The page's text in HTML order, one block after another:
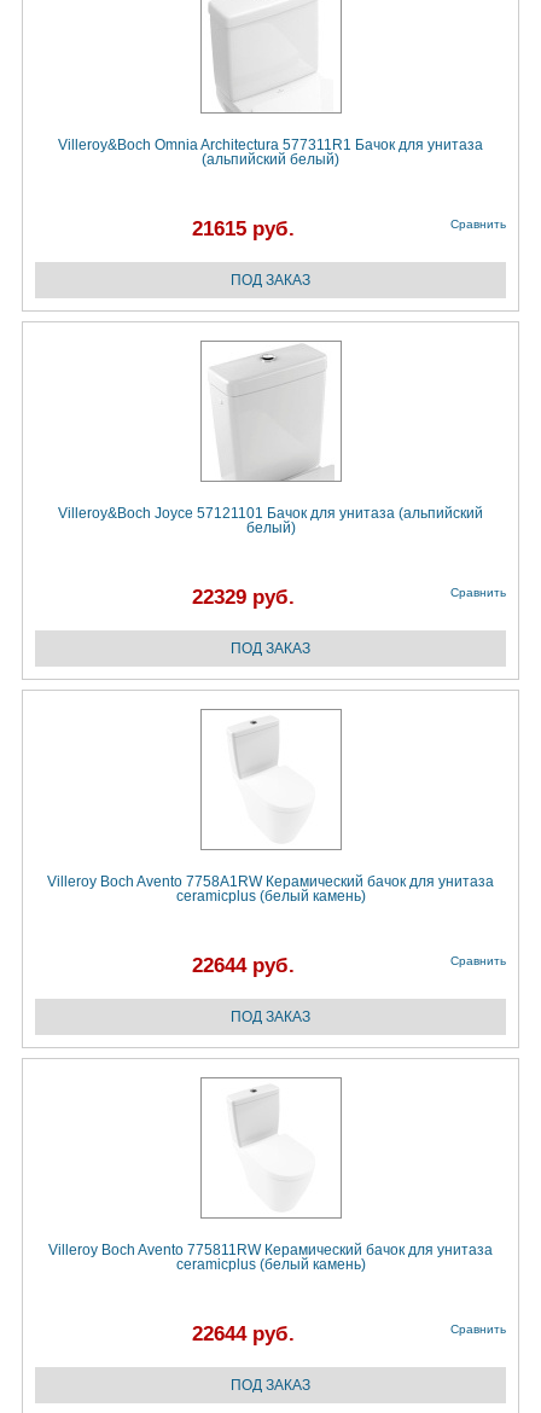
Villeroy&Boch Omnia Architectura 577311R1 Бачок для унитаза
(альпийский белый)
21615 руб. Сравнить
Villeroy&Boch Joyce 57121101 Бачок для унитаза (альпийский
белый)
22329 руб. Сравнить
Villeroy Boch Avento 7758A1RW Керамический бачок для унитаза
ceramicplus (белый камень)
22644 руб. Сравнить
Villeroy Boch Avento 775811RW Керамический бачок для унитаза
ceramicplus (белый камень)
22644 руб. Сравнить